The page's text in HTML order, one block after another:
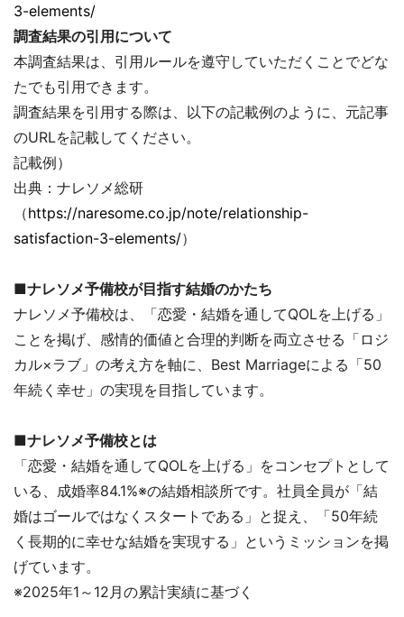
3-elements/
調査結果の引用について
本調査結果は、引用ルールを遵守していただくことでどな
たでも引用できます。
調査結果を引用する際は、以下の記載例のように、元記事
のURLを記載してください。
記載例）
出典：ナレソメ総研
（https://naresome.co.jp/note/relationship-
satisfaction-3-elements/）
■ナレソメ予備校が目指す結婚のかたち
ナレソメ予備校は、「恋愛・結婚を通してQOLを上げる」
ことを掲げ、感情的価値と合理的判断を両立させる「ロジ
カル×ラブ」の考え方を軸に、Best Marriageによる「50
年続く幸せ」の実現を目指しています。
■ナレソメ予備校とは
「恋愛・結婚を通してQOLを上げる」をコンセプトとして
いる、成婚率84.1%※の結婚相談所です。社員全員が「結
婚はゴールではなくスタートである」と捉え、「50年続
く長期的に幸せな結婚を実現する」というミッションを掲
げています。
※2025年1～12月の累計実績に基づく